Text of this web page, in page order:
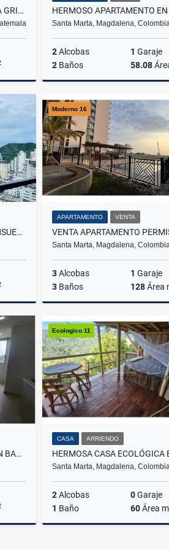
LINDA CASA EN VENTA EN OBRA GRIS EN COND. LA CAÑADA 1 ZONA 8, XELA
Santa Marta, Magdalena,
2Alcobas 1 Garaje
2 Baños 58.08
$250.000.000
VENTA DE APARTAMENTO DE ENSUEÑO CON RT, RODADERO.
Venta
Moderno 16
APARTAMENTO VENTA
Santa Marta, Magdalena,
3Alcobas 1 Garaje
3 Baños 128Área
¡APARTAMENTO DE ENSUEÑO EN BARRIO JARDÍN
Ecologico 11
CASA ARRIENDO
Santa Marta, Magdalena,
2Alcobas 0Garaje
1 Baño 60Área m